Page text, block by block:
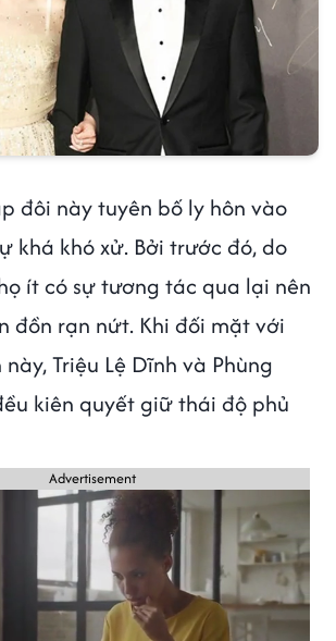
đôi này tuyên bố ly hôn vào
khá khó xử. Bởi trước đó, do
ít có sự tương tác qua lại nên
đồn rạn nứt. Khi đối mặt với
Triệu Lệ Dĩnh và Phùng
kiên quyết giữ thái độ phủ
Advertisement